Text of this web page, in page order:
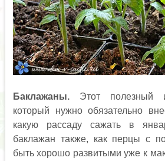
Баклажаны.Этот полезный
который нужно обязательно
какую рассаду сажать в
баклажан также, как перцы с
быть хорошо развитыми уже к